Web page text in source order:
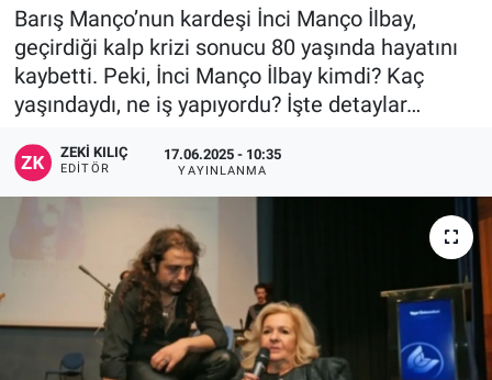
Barış Manço’nun kardeşi İnci Manço İlbay,
geçirdiği kalp krizi sonucu 80 yaşında hayatını
kaybetti. Peki, İnci Manço İlbay kimdi? Kaç
yaşındaydı, ne iş yapıyordu? İşte detaylar…
ZEKI KILIÇ
EDITÖR
17.06.2025 - 10:35
YAYINLANMA